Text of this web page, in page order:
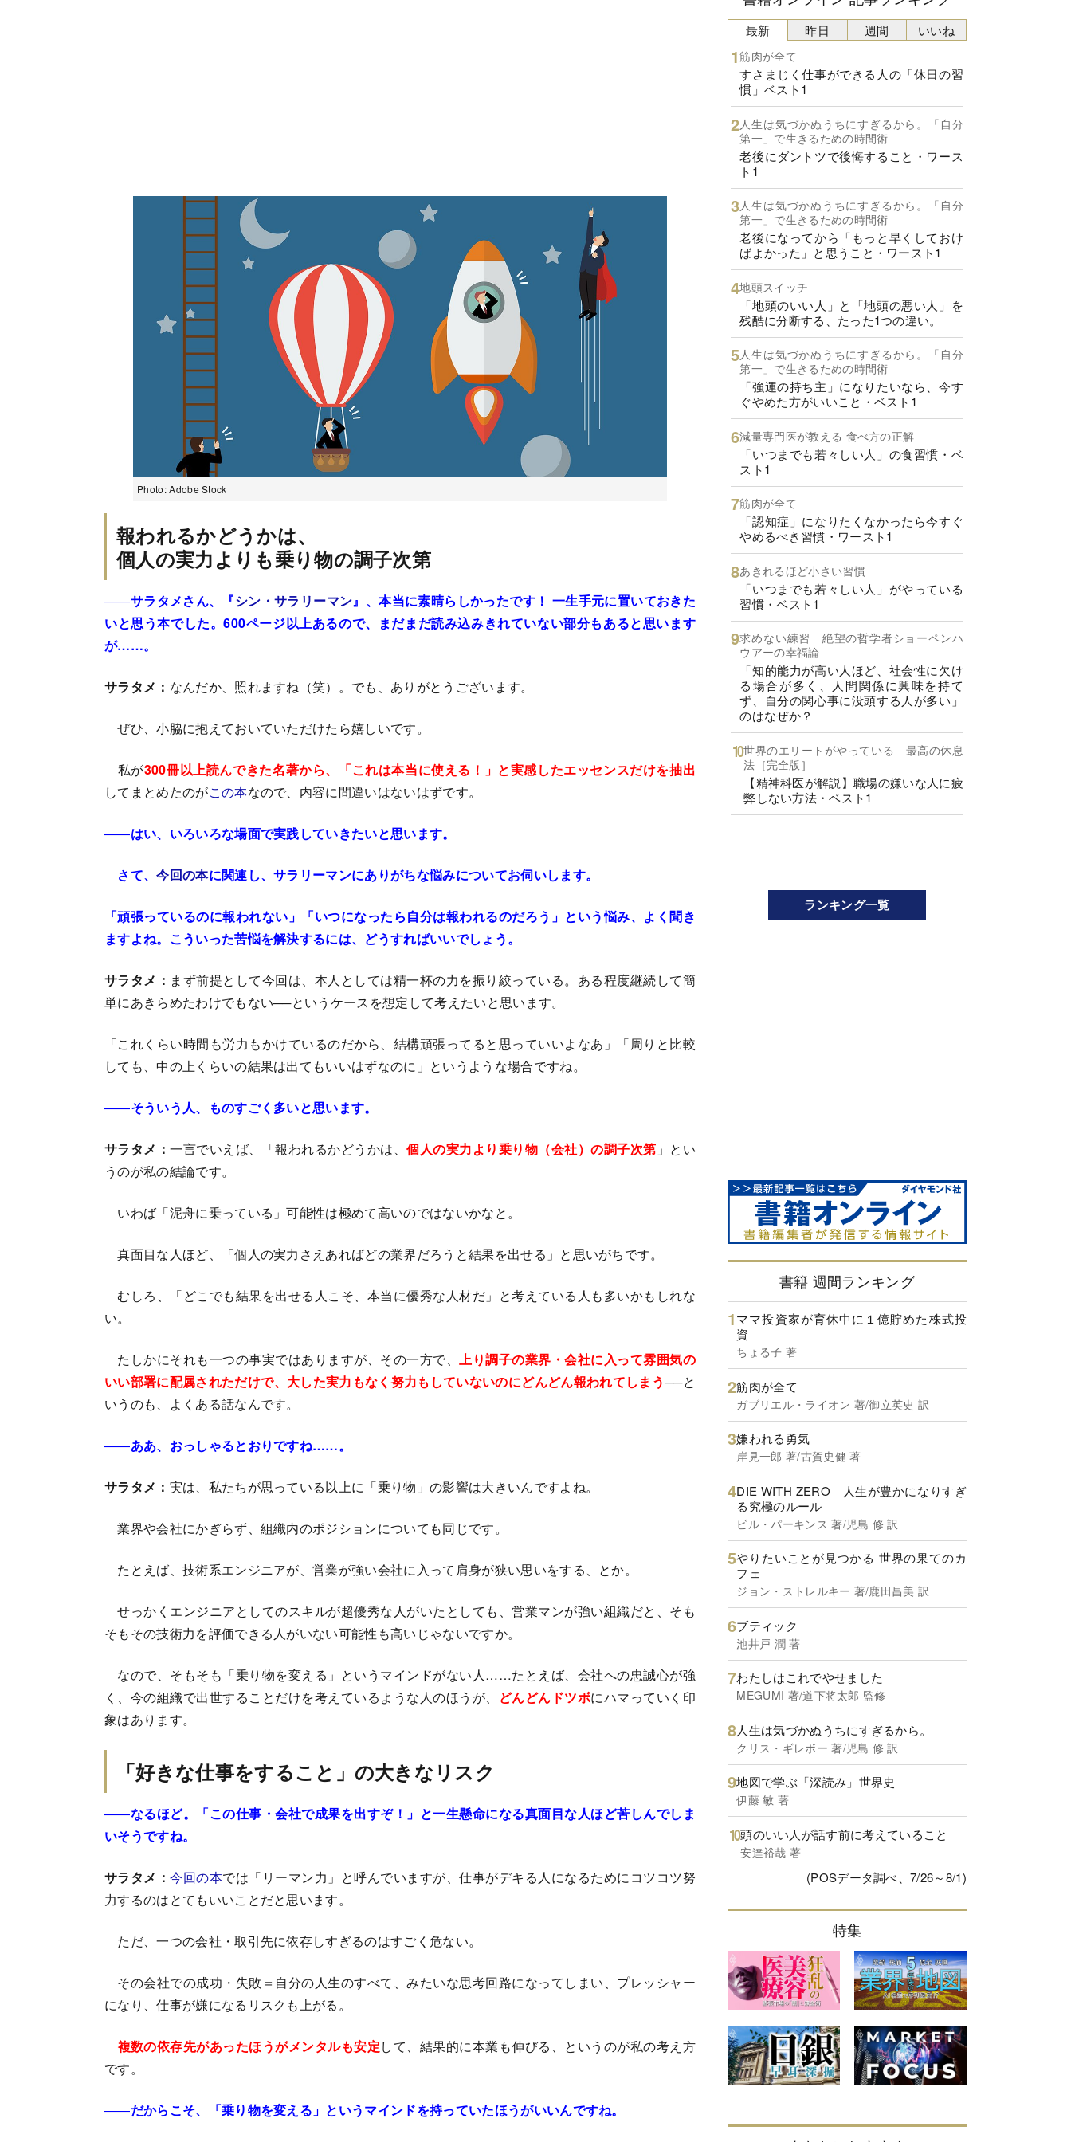
Photo: Adobe Stock
報われるかどうかは、
個人の実力よりも乗り物の調子次第
――サラタメさん、『シン・サラリーマン』、本当に素晴らしかったです！ 一生手元に置いておきた
いと思う本でした。600ページ以上あるので、まだまだ読み込みきれていない部分もあると思います
が……。
サラタメ： なんだか、照れますね（笑）。でも、ありがとうございます。
ぜひ、小脇に抱えておいていただけたら嬉しいです。
私が300冊以上読んできた名著から、「これは本当に使える！」と実感したエッセンスだけを抽出
してまとめたのがこの本なので、内容に間違いはないはずです。
――はい、いろいろな場面で実践していきたいと思います。
さて、今回の本に関連し、サラリーマンにありがちな悩みについてお伺いします。
「頑張っているのに報われない」「いつになったら自分は報われるのだろう」という悩み、よく聞き
ますよね。こういった苦悩を解決するには、どうすればいいでしょう。
サラタメ： まず前提として今回は、本人としては精一杯の力を振り絞っている。ある程度継続して簡
単にあきらめたわけでもない──というケースを想定して考えたいと思います。
「これくらい時間も労力もかけているのだから、結構頑張ってると思っていいよなあ」「周りと比較
しても、中の上くらいの結果は出てもいいはずなのに」というような場合ですね。
――そういう人、ものすごく多いと思います。
サラタメ：一言でいえば、「報われるかどうかは、個人の実力より乗り物（会社）の調子次第 」とい
うのが私の結論です。
いわば「泥舟に乗っている」可能性は極めて高いのではないかなと。
真面目な人ほど、「個人の実力さえあればどの業界だろうと結果を出せる」と思いがちです。
むしろ、「どこでも結果を出せる人こそ、本当に優秀な人材だ」と考えている人も多いかもしれな
い。
たしかにそれも一つの事実ではありますが、その一方で、
上り調子の業界・会社に入って雰囲気の
いい部署に配属されただけで、大した実力もなく努力もしていないのにどんどん報われてしまう──と
いうのも、よくある話なんです。
――ああ、おっしゃるとおりですね……。
サラタメ： 実は、私たちが思っている以上に「乗り物」の影響は大きいんですよね。
業界や会社にかぎらず、組織内のポジションについても同じです。
たとえば、技術系エンジニアが、営業が強い会社に入って肩身が狭い思いをする、とか。
せっかくエンジニアとしてのスキルが超優秀な人がいたとしても、営業マンが強い組織だと、そも
そもその技術力を評価できる人がいない可能性も高いじゃないですか。
なので、そもそも「乗り物を変える」というマインドがない人……たとえば、会社への忠誠心が強
く、今の組織で出世することだけを考えているような人のほうが、 どんどんドツボにハマっていく印
象はあります。
「好きな仕事をすること」の大きなリスク
――なるほど。「この仕事・会社で成果を出すぞ！」と一生懸命になる真面目な人ほど苦しんでしま
いそうですね。
サラタメ：今回の本では「リーマン力」と呼んでいますが、仕事がデキる人になるためにコツコツ努
力するのはとてもいいことだと思います。
ただ、一つの会社・取引先に依存しすぎるのはすごく危ない。
その会社での成功・失敗＝自分の人生のすべて、みたいな思考回路になってしまい、プレッシャー
になり、仕事が嫌になるリスクも上がる。
複数の依存先があったほうがメンタルも安定して、結果的に本業も伸びる、というのが私の考え方
です。
――だからこそ、「乗り物を変える」というマインドを持っていたほうがいいんですね。
最新
筋肉が全て
すさまじく仕事ができる人の「休日の習
慣」ベスト1
人生は気づかぬうちにすぎるから。「自分
第一」で生きるための時間術
老後にダントツで後悔すること・ワース
ト1
人生は気づかぬうちにすぎるから。「自分
第一」で生きるための時間術
老後になってから「もっと早くしておけ
ばよかった」と思うこと・ワースト1
地頭スイッチ
「地頭のいい人」と「地頭の悪い人」を
残酷に分断する、たった1つの違い。
人生は気づかぬうちにすぎるから。「自分
第一」で生きるための時間術
「強運の持ち主」になりたいなら、今す
ぐやめた方がいいこと・ベスト1
減量専門医が教える 食べ方の正解
「いつまでも若々しい人」の食習慣・ベ
スト1
筋肉が全て
「認知症」になりたくなかったら今すぐ
やめるべき習慣・ワースト1
あきれるほど小さい習慣
「いつまでも若々しい人」がやっている
習慣・ベスト1
求めない練習 絶望の哲学者ショーペンハ
ウアーの幸福論
「知的能力が高い人ほど、社会性に欠け
る場合が多く、人間関係に興味を持て
ず、自分の関心事に没頭する人が多い」
のはなぜか？
世界のエリートがやっている 最高の休息
法［完全版］
【精神科医が解説】職場の嫌いな人に疲
弊しない方法・ベスト1
昨日 週間 いいね
ランキング一覧
書籍 週間ランキング
ママ投資家が育休中に１億貯めた株式投
資
ちょる子 著
筋肉が全て
ガブリエル・ライオン 著/御立英史 訳
嫌われる勇気
岸見一郎 著/古賀史健 著
DIE WITH ZERO 人生が豊かになりすぎ
る究極のルール
ビル・パーキンス 著/児島 修 訳
やりたいことが見つかる 世界の果てのカ
フェ
ジョン・ストレルキー 著/鹿田昌美 訳
ブティック
池井戸 潤 著
わたしはこれでやせました
MEGUMI 著/道下将太郎 監修
人生は気づかぬうちにすぎるから。
クリス・ギレボー 著/児島 修 訳
地図で学ぶ「深読み」世界史
伊藤 敏 著
頭のいい人が話す前に考えていること
安達裕哉 著
(POSデータ調べ、7/26～8/1)
特集